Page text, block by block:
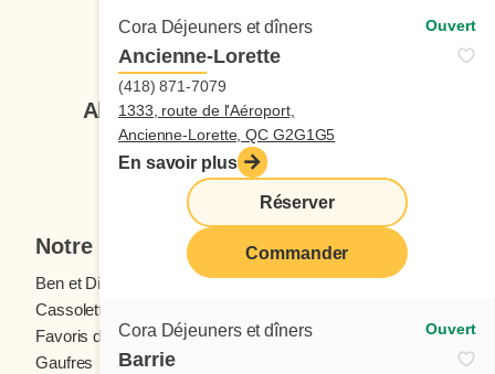
Cora Déjeuners et dîners Ouvert
Ancienne-Lorette
(418) 871-7079
1333, route de l'Aéroport,
Ancienne-Lorette, QC G2G1G5
En savoir plus
Réserver
Commander
Cora Déjeuners et dîners Ouvert
Barrie
Suivez-nous
Abonnez-vous à notre infolettre
Je veux m'inscrire
Notre menu
Ben et Dictine
Boissons
Cassolettes
Favoris des ados
Fruits frais
Gaufres